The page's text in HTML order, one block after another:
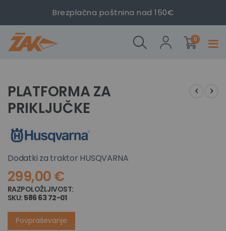
Brezplačna poštnina nad 150€
0izdelki
na
konec
galerije
slik
PLATFORMA
ZA
na
začetek
galerije
slik
PLATFORMA ZA
PRIKLJUČKE
Dodatki za traktor HUSQVARNA
299,00 €
RAZPOLOŽLJIVOST:
SKU 586 63 72-01
Povpraševanje